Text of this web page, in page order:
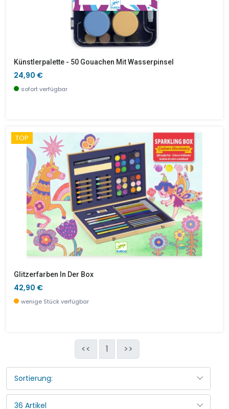
Künstlerpalette - 50 Gouachen Mit Wasserpinsel
24,90 €
sofort verfügbar
TOP
Glitzerfarben In Der Box
42,90 €
wenige Stück verfügbar
<< 1 >>